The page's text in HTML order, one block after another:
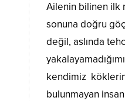
Ailenin bilinen ilk
sonuna doğru
değil, aslında
kendimiz
bulunmayan